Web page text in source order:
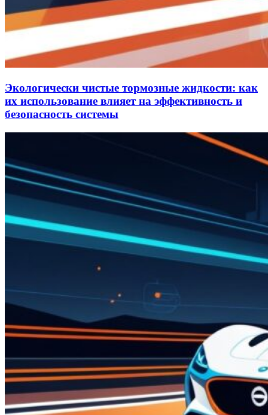
Экологически чистые тормозные жидкости: как
их использование влияет на эффективность и
безопасность системы